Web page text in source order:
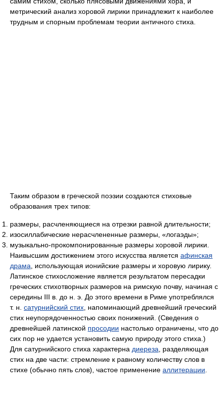
метрический анализ хоровой лирики принадлежит к наиболее
трудным и спорным проблемам теории античного стиха.
Таким образом в греческой поэзии создаются стиховые
образования трех типов:
размеры, расчленяющиеся на отрезки равной длительности;
изосиллабические нерасчлененные размеры, «логаэды»;
музыкально-прокомпонированные размеры хоровой лирики.
Наивысшим достижением этого искусства является афинская
драма , использующая ионийские размеры и хоровую лирику.
Латинское стихосложение является результатом пересадки
греческих стихотворных размеров на римскую почву, начиная с
середины III в. до н. э. До этого времени в Риме употреблялся
т. н. сатурнийский стих , напоминающий древнейший греческий
стих неупорядоченностью своих понижений. (Сведения о
древнейшей латинской просодии настолько ограничены, что до
сих пор не удается установить самую природу этого стиха.)
Для сатурнийского стиха характерна диереза , разделяющая
стих на две части: стремление к равному количеству слов в
стихе (обычно пять слов), частое применение аллитерации